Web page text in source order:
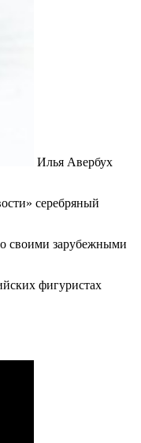
Илья Авербух
серебряный
своими зарубежными
фигуристах